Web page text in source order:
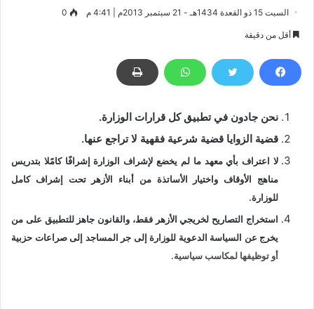
السبت 15 ذو القعدة 1434هـ - 21 سبتمبر 2013م | 4:41 م 0
أقل من دقيقة
نحن جادون في تطبيق كل قرارات الوزارة.
قضية الزوايا قضية شرعية فقهية لا تراجع عنها.
لا اعتراف بأي معهد ما لم يخضع لإشراف الوزارة إشرافًا كامًلا بتدريس
مناهج الأوقاف واختيار الأساتذة من أبناء الأزهر تحت إشراف كامل
للوزارة.
استخراج التصاريح لخريجي الأزهر فقط، والقانون جاهز للتطبيق على من
يخرج عن السياسة الدعوية للوزارة إلى جر المساجد إلى صراعات حزبية
أو توظيفها لمكاسب سياسية.